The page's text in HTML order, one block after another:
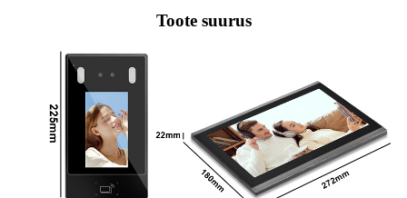
Toote suurus